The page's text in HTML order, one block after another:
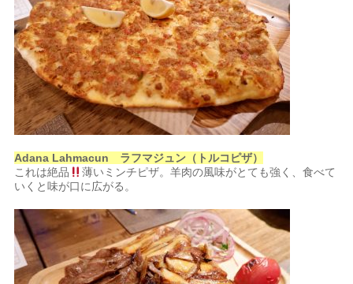
Adana Lahmacun ラフマジュン（トルコピザ）
これは絶品
薄いミンチピザ。羊肉の風味がとても強く、食べて
いくと味が口に広がる。